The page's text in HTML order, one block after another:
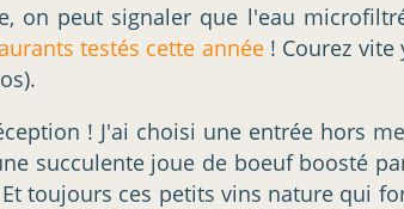
on peut signaler que l'eau
testés cette année! Courez vite
! J'ai choisi une entrée hors
succulente joue de boeuf boosté
toujours ces petits vins nature qui